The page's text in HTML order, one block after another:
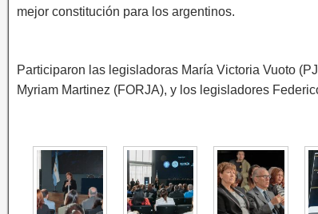
mejor constitución para los argentinos.
Participaron las legisladoras María Victoria Vuoto
Myriam Martinez (FORJA), y los legisladores